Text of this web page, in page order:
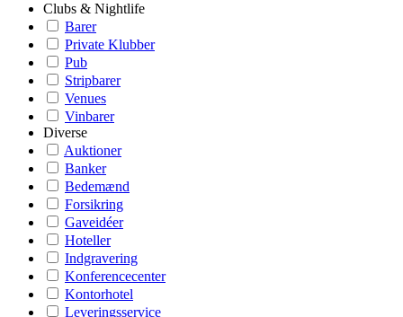
Clubs & Nightlife
Barer
Private Klubber
Pub
Stripbarer
Venues
Vinbarer
Diverse
Auktioner
Banker
Bedemænd
Forsikring
Gaveidéer
Hoteller
Indgravering
Konferencecenter
Kontorhotel
Leveringsservice